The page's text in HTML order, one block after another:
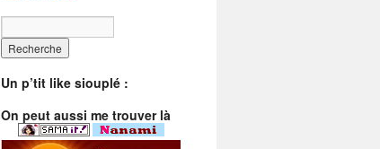
Un p’tit like siouplé :
On peut aussi me trouver là